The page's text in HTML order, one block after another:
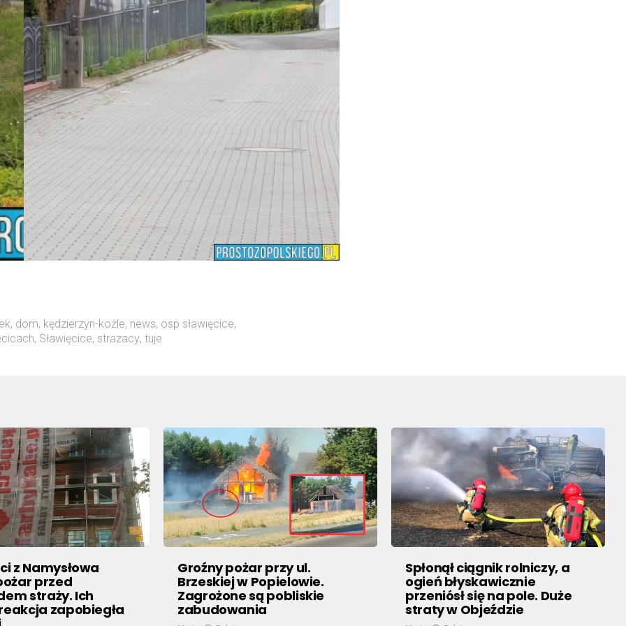
, dom, kędzierzyn-koźle, news, osp sławięcice,
, Sławięcice, strazacy, tuje
z Namysłowa
przed
straży. Ich
zapobiegła
Groźny pożar przy ul.
Brzeskiej w Popielowie.
Zagrożone są pobliskie
zabudowania
Spłonął ciągnik rolniczy, a
ogień błyskawicznie
przeniósł się na pole. Duże
straty w Objeździe